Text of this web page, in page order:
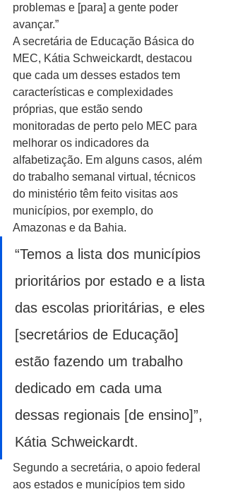
problemas e [para] a gente poder
avançar.”
A secretária de Educação Básica do
MEC, Kátia Schweickardt, destacou
que cada um desses estados tem
características e complexidades
próprias, que estão sendo
monitoradas de perto pelo MEC para
melhorar os indicadores da
alfabetização. Em alguns casos, além
do trabalho semanal virtual, técnicos
do ministério têm feito visitas aos
municípios, por exemplo, do
Amazonas e da Bahia.
“Temos a lista dos municípios
prioritários por estado e a lista
das escolas prioritárias, e eles
[secretários de Educação]
estão fazendo um trabalho
dedicado em cada uma
dessas regionais [de ensino]”,
Kátia Schweickardt.
Segundo a secretária, o apoio federal
aos estados e municípios tem sido